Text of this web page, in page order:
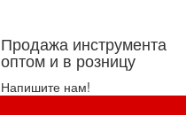
Продажа инструмента
оптом и в розницу
Напишите нам!